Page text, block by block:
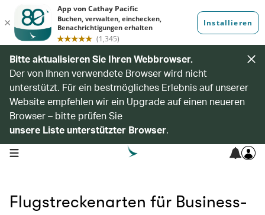
Bitte aktualisieren Sie Ihren Webbrowser.
Der von Ihnen verwendete Browser wird nicht
unterstützt. Für ein bestmögliches Erlebnis auf unserer
Website empfehlen wir ein Upgrade auf einen neueren
Browser – bitte prüfen Sie
unsere Liste unterstützter Browser.
open navigation menu
Flugstreckenarten für Business-